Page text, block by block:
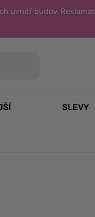
uvnitř budov.
SLEVY